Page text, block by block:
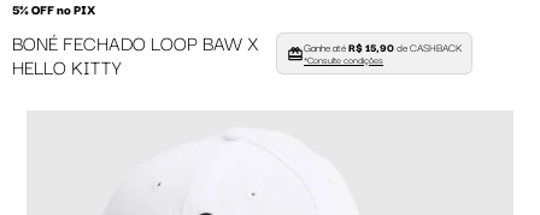
5% OFF no PIX
BONÉ FECHADO LOOP BAW X
HELLO KITTY
Ganhe atéR$ 15,90de CASHBACK
*Consulte condições